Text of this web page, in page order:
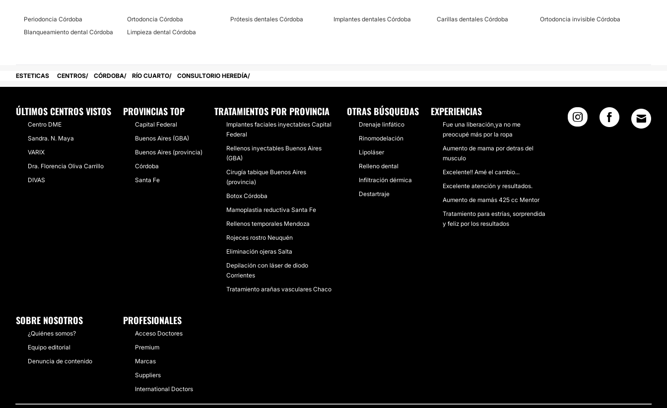
Periodoncia Córdoba Ortodoncia Córdoba Prótesis dentales Córdoba Implantes dentales Córdoba Carillas dentales Córdoba
Ortodoncia invisible Córdoba
Blanqueamiento dental Córdoba
Limpieza dental Córdoba
ESTETICAS CENTROS CÓRDOBA RÍO CUARTO CONSULTORIO HEREDÍA
ÚLTIMOS CENTROS VISTOS
Centro DME
Sandra. N. Maya
VARIX
Dra. Florencia Oliva Carrillo
DIVAS
PROVINCIAS TOP
Capital Federal
Buenos Aires (GBA)
Buenos Aires (provincia)
Córdoba
Santa Fe
TRATAMIENTOS POR PROVINCIA
Implantes faciales inyectables Capital
Federal
Rellenos inyectables Buenos Aires
(GBA)
Cirugía tabique Buenos Aires
(provincia)
Botox Córdoba
Mamoplastia reductiva Santa Fe
Rellenos temporales Mendoza
Rojeces rostro Neuquén
Eliminación ojeras Salta
Depilación con láser de diodo
Corrientes
Tratamiento arañas vasculares Chaco
OTRAS BÚSQUEDAS
Drenaje linfático
Rinomodelación
Lipoláser
Relleno dental
Infiltración dérmica
Destartraje
EXPERIENCIAS
Fue una liberación,ya no me
preocupé más por la ropa
Aumento de mama por detras del
musculo
Excelente!! Amé el cambio...
Excelente atención y resultados.
Aumento de mamás 425 cc Mentor
Tratamiento para estrías, sorprendida
y feliz por los resultados
SOBRE NOSOTROS
¿Quiénes somos?
Equipo editorial
Denuncia de contenido
PROFESIONALES
Acceso Doctores
Premium
Marcas
Suppliers
International Doctors